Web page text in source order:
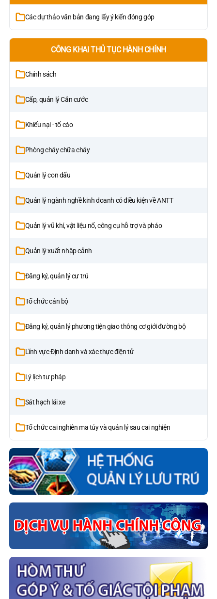
Các dự thảo văn bản đang lấy ý kiến đóng góp
CÔNG KHAI THỦ TỤC HÀNH CHÍNH
Chính sách
Cấp, quản lý Căn cước
Khiếu nại - tố cáo
Phòng cháy chữa cháy
Quản lý con dấu
Quản lý ngành nghề kinh doanh có điều kiện về ANTT
Quản lý vũ khí, vật liệu nổ, công cụ hỗ trợ và pháo
Quản lý xuất nhập cảnh
Đăng ký, quản lý cư trú
Tổ chức cán bộ
Đăng ký, quản lý phương tiện giao thông cơ giới đường bộ
Lĩnh vực Định danh và xác thực điện tử
Lý lịch tư pháp
Sát hạch lái xe
Tổ chức cai nghiên ma túy và quản lý sau cai nghiện